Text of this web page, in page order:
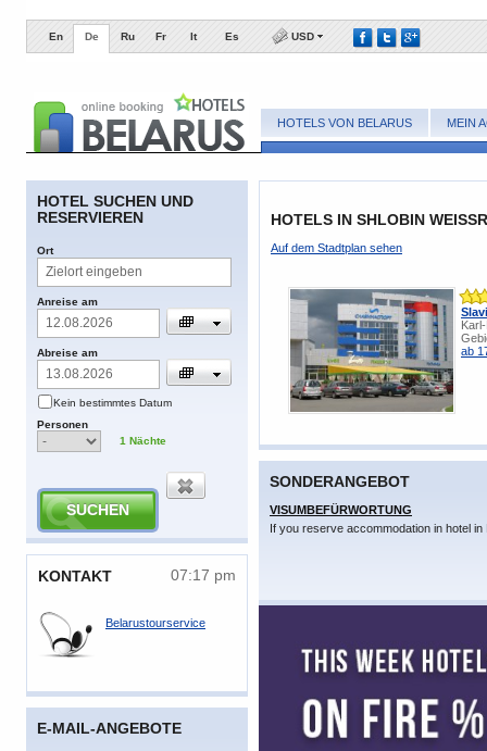
En De Ru Fr It Es USD
HOTELS VON BELARUS MEIN
​HOTEL SUCHEN UND
RESERVIEREN
​Ort
​Anreise am
​Abreise am
​Kein bestimmtes Datum
​Personen
1 ​Nächte
​KONTAKT 07:17 pm
Belarustourservice
E-MAIL-ANGEBOTE
HOTELS IN SHLOBIN
​Auf dem Stadtplan sehen
ab
SONDERANGEBOT
VISUMBEFÜRWORTUNG
If you reserve accommodation in hotel